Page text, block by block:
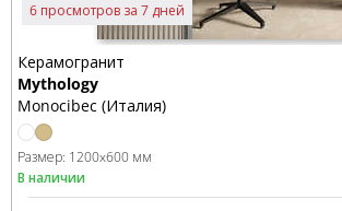
6 просмотров за 7 дней
Керамогранит
Mythology
Monocibec (Италия)
Размер: 1200x600 мм
В наличии